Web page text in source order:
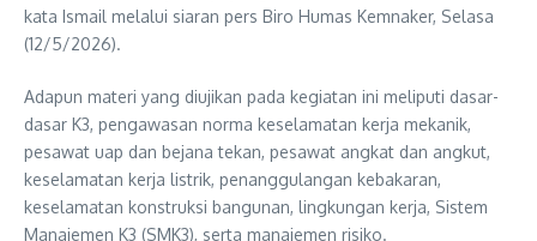
kata Ismail melalui siaran pers Biro Humas Kemnaker, Selasa
(12/5/2026).
Adapun materi yang diujikan pada kegiatan ini meliputi dasar-
dasar K3, pengawasan norma keselamatan kerja mekanik,
pesawat uap dan bejana tekan, pesawat angkat dan angkut,
keselamatan kerja listrik, penanggulangan kebakaran,
keselamatan konstruksi bangunan, lingkungan kerja, Sistem
Manajemen K3 (SMK3), serta manajemen risiko.